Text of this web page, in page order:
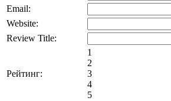
Email:
Website:
Review Title:
Рейтинг:
1
2
3
4
5